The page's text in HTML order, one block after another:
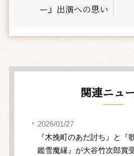
ー』出演への思い
関連ニュ
2026/01/27
『木挽町のあだ討ち』と『
鑑雪魔縁』が大谷竹次郎賞